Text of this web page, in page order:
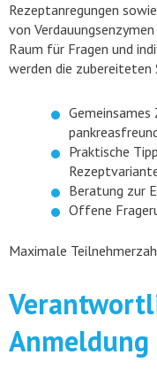
Rezeptanregungen
von
Raum für Fragen und
werden die zubereiteten
Praktische
Beratung zur
Offene
Maximale
Anmeldung